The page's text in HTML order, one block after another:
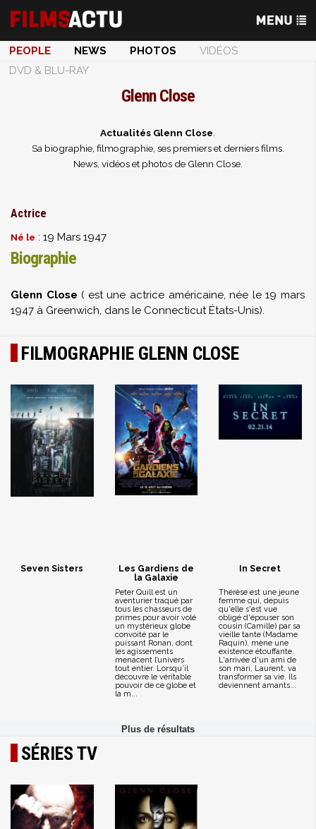
PEOPLE NEWS PHOTOS
VIDÉOS
DVD & BLU-RAY
Glenn Close
Actualités Glenn Close
Sa biographie, filmographie, ses premiers et derniers films.
News, vidéos et photos de Glenn Close.
Actrice
Né le : 19 Mars 1947
Biographie
Glenn Close ( est une actrice américaine, née le 19 mars
1947 à Greenwich, dans le Connecticut États-Unis).
FILMOGRAPHIE GLENN CLOSE
Seven Sisters
Les Gardiens de
la Galaxie
Peter Quill est un
aventurier traqué par
tous les chasseurs de
primes pour avoir volé
un mystérieux globe
convoité par le
puissant Ronan, dont
les agissements
menacent l’univers
tout entier. Lorsqu’il
découvre le véritable
pouvoir de ce globe et
la m...
In Secret
Thérèse est une jeune
femme qui, depuis
qu'elle s'est vue
obligé d'épouser son
cousin (Camille) par sa
vieille tante (Madame
Raquin), mène une
existence étouffante.
L'arrivée d'un ami de
son mari, Laurent, va
transformer sa vie. Ils
deviennent amants...
SÉRIES TV